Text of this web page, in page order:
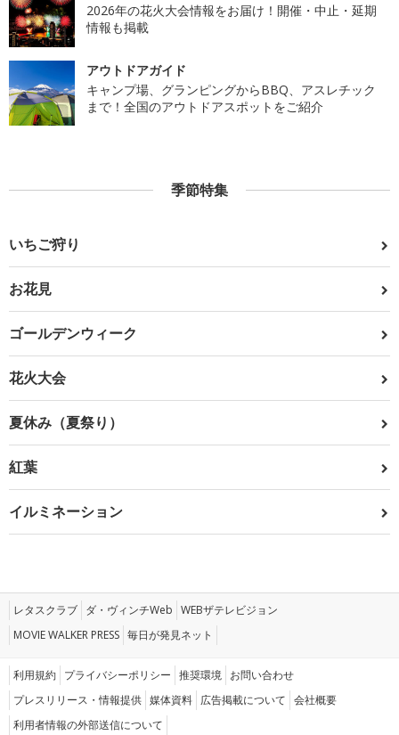
2026年の花火大会情報をお届け！開催・中止・延期
情報も掲載
アウトドアガイド
キャンプ場、グランピングからBBQ、アスレチック
まで！全国のアウトドアスポットをご紹介
季節特集
いちご狩り
お花見
ゴールデンウィーク
花火大会
夏休み（夏祭り）
紅葉
イルミネーション
レタスクラブ ダ・ヴィンチWeb WEBザテレビジョン
MOVIE WALKER PRESS 毎日が発見ネット
利用規約 プライバシーポリシー 推奨環境 お問い合わせ
プレスリリース・情報提供 媒体資料 広告掲載について 会社概要
利用者情報の外部送信について